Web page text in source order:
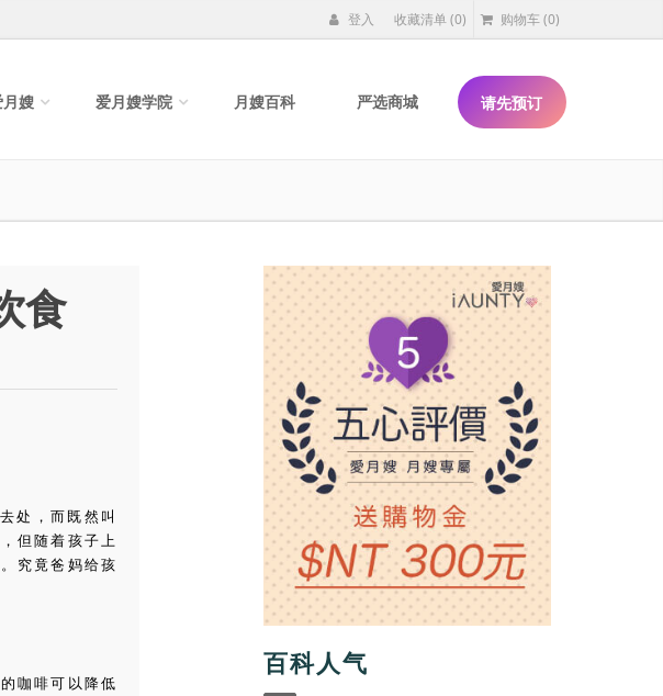
登入 收藏清单(0) 购物车(0)
嫂 爱月嫂学院 月嫂百科 严选商城 请先预订
食
处，而既然叫
但随着孩子上
究竟爸妈给孩
咖啡可以降低
百科人气